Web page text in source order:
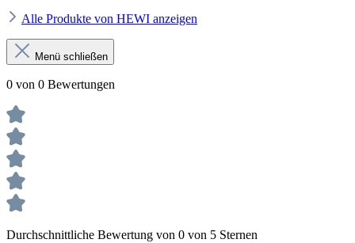
Alle Produkte von HEWI anzeigen
Menü schließen
0 von 0 Bewertungen
Durchschnittliche Bewertung von 0 von 5 Sternen